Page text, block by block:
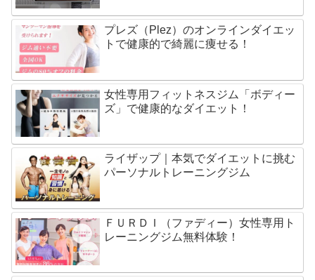
プレズ（Plez）のオンラインダイエッ
トで健康的で綺麗に痩せる！
女性専用フィットネスジム「ボディー
ズ」で健康的なダイエット！
ライザップ｜本気でダイエットに挑む
パーソナルトレーニングジム
ＦＵＲＤＩ（ファディー）女性専用ト
レーニングジム無料体験！